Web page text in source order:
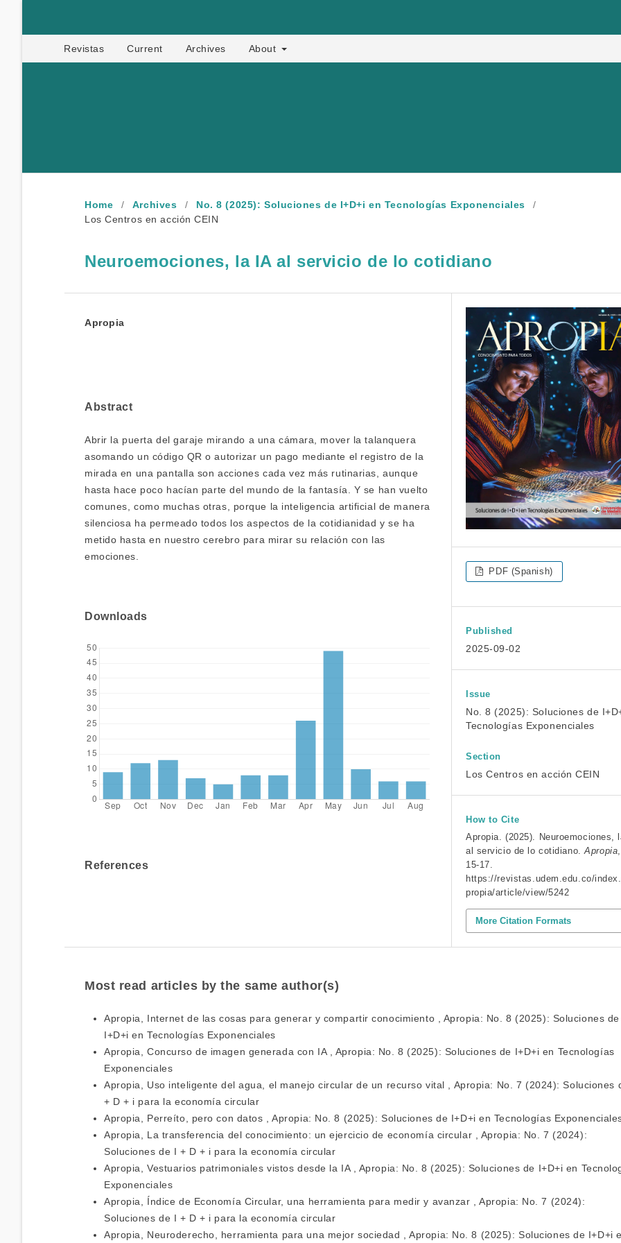
Apropia
Revistas Current Archives About
Home / Archives / No. 8 (2025): Soluciones de I+D+i en Tecnologías Exponenciales
/
Los Centros en acción CEIN
Neuroemociones, la IA al servicio de lo cotidiano
Apropia
Abstract
Abrir la puerta del garaje mirando a una cámara, mover la talanquera
asomando un código QR o autorizar un pago mediante el registro de la
mirada en una pantalla son acciones cada vez más rutinarias, aunque
hasta hace poco hacían parte del mundo de la fantasía. Y se han vuelto
comunes, como muchas otras, porque la inteligencia artificial de manera
silenciosa ha permeado todos los aspectos de la cotidianidad y se ha
metido hasta en nuestro cerebro para mirar su relación con las
emociones.
Downloads
References
PDF (Spanish)
Published
2025-09-02
Issue
No. 8 (2025): Soluciones de
Tecnologías Exponenciales
Section
Los Centros en acción CEIN
How to Cite
Apropia. (2025). Neuroemociones,
al servicio de lo cotidiano.Apropia
15-17.
https://revistas.udem.edu.co/
propia/article/view/5242
More Citation Formats
Most read articles by the same author(s)
Apropia, Internet de las cosas para generar y compartir conocimiento
Apropia: No. 8 (2025): Soluciones de
I+D+i en Tecnologías Exponenciales
Apropia,Concurso de imagen generada con IA
Apropia: No. 8 (2025): Soluciones de I+D+i en Tecnologías
Exponenciales
Apropia, Uso inteligente del agua, el manejo circular de un recurso vital
Apropia: No. 7 (2024): Soluciones
+ D + i para la economía circular
Apropia, Perreíto, pero con datos ,Apropia: No. 8 (2025): Soluciones de I+D+i en Tecnologías
Apropia, La transferencia del conocimiento: un ejercicio de economía circular
Apropia: No. 7 (2024):
Soluciones de I + D + i para la economía circular
Apropia,Vestuarios patrimoniales vistos desde la IA
Apropia: No. 8 (2025): Soluciones de I+D+i en
Exponenciales
Apropia, Índice de Economía Circular, una herramienta para medir y avanzar ,Apropia: No. 7 (2024):
Soluciones de I + D + i para la economía circular
Apropia, Neuroderecho, herramienta para una mejor sociedad ,Apropia: No. 8 (2025): Soluciones de I+D+i